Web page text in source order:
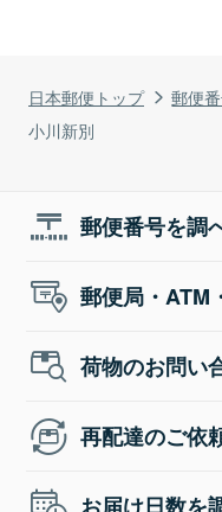
日本郵便トップ 郵便
小川新別
郵便番号を調
郵便局・ATM
荷物のお問い
再配達のご依
お届け日数を